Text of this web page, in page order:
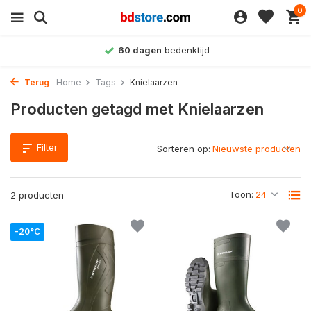
0
60 dagen bedenktijd
Terug Home Tags Knielaarzen
Producten getagd met Knielaarzen
Filter
2 producten Toon:
Sorteren op:
-20°C